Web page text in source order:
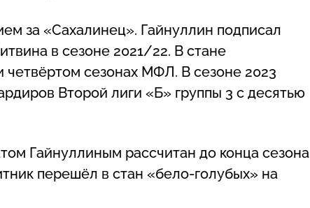
за «Сахалинец». Гайнуллин подписал
в сезоне 2021/22. В стане
четвёртом сезонах МФЛ. В сезоне 2023
Второй лиги «Б» группы 3 с десятью
Гайнуллиным рассчитан до конца сезона
перешёл в стан «бело-голубых» на